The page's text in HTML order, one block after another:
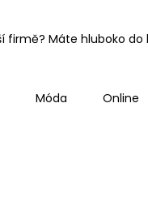
firmě? Máte hluboko
Móda Online